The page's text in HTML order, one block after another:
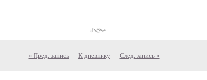
« Пред. запись— К дневнику — След. запись »